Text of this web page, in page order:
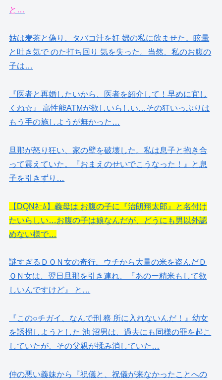
と…
姑は麦茶と偽り、タバコ汁を妊 婦の私に飲ませた。眩暈
と吐き気で のた打ち回り 気を失った。当然、私のお腹の
子は…
『医者と再婚したいから、医者を紹介して！早めに宜し
くね☆』 高性能ATMが欲しいらしい…その狂いっぷりは
もう手の施しようが無かった…
旦那が怒り狂い、家の壁を破壊した。私は息子と抱き合
って震えていた。『おまえのせいでこうなった！』と息
子を引きずり…
【DQNﾈｰﾑ】義母は お腹の子に『治朗翔太郎』と名付け
たいらしい…お腹の子は娘なんだが、どうにも男以外認
めない様で…
謎すぎるＤＱＮ女の奇行。ウチから大量の米を盗んだＤ
ＱＮ女は、翌日旦那を引き連れ、『あのー精米もして欲
しいんですけど』 と…
『この○チガイ、なんで刑 務 所に入れないんだ！』幼女
を誘拐しようとした 池 沼男は、過去にも同様の罪を起こ
していたが、その父親が揉み消していた…
仲の悪い義妹から『祝儀と、祝儀が来なかったことへの